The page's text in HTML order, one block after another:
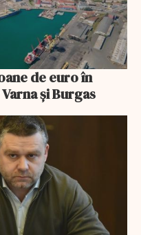
de euro în
și Burgas